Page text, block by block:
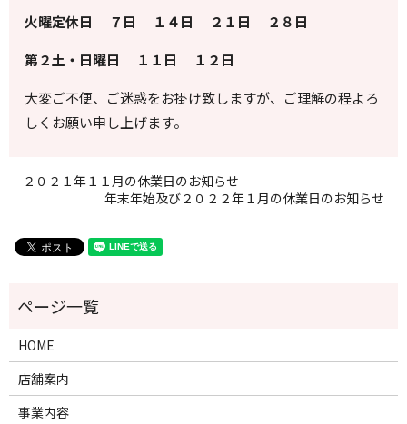
火曜定休日 ７日 １４日 ２１日 ２８日
第２土・日曜日 １１日 １２日
大変ご不便、ご迷惑をお掛け致しますが、ご理解の程よろ
しくお願い申し上げます。
２０２１年１１月の休業日のお知らせ
年末年始及び２０２２年１月の休業日のお知らせ
HOME
店舗案内
事業内容